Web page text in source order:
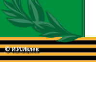
© И.И.Ивлев